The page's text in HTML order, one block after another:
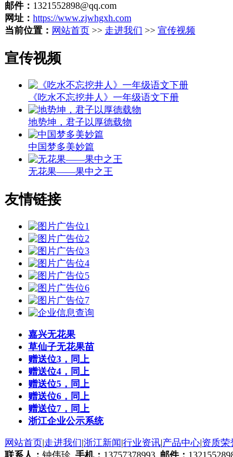
邮件： 1321552898@qq.com
网址： https://www.zjwhgxh.com
当前位置： 网站首页 >> 走进我们 >> 宣传视频
宣传视频
《吃水不忘挖井人》一年级语文下册
地势坤，君子以厚德载物
中国梦多美妙篇
无花果——果中之王
友情链接
嘉兴无花果
草仙子无花果苗
赠送位3，同上
赠送位4，同上
赠送位5，同上
赠送位6，同上
赠送位7，同上
浙江企业公示系统
网站首页|走进我们|浙江新闻|行业资讯|产品中心|资质荣
联系人： 钟伟珍 手机： 13757378993 邮件：